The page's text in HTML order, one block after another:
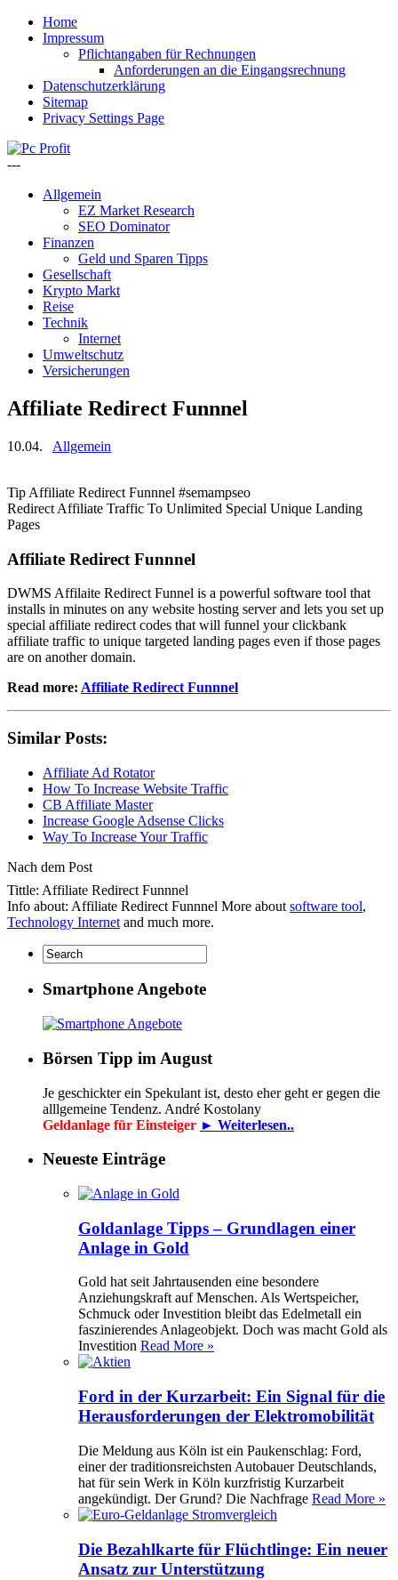
Home
Impressum
Pflichtangaben für Rechnungen
Anforderungen an die Eingangsrechnung
Datenschutzerklärung
Sitemap
Privacy Settings Page
---
Allgemein
EZ Market Research
SEO Dominator
Finanzen
Geld und Sparen Tipps
Gesellschaft
Krypto Markt
Reise
Technik
Internet
Umweltschutz
Versicherungen
Affiliate Redirect Funnnel
10.04. Allgemein
Tip Affiliate Redirect Funnnel #semampseo
Redirect Affiliate Traffic To Unlimited Special Unique Landing
Pages
Affiliate Redirect Funnnel
DWMS Affilaite Redirect Funnel is a powerful software tool that
installs in minutes on any website hosting server and lets you set up
special affiliate redirect codes that will funnel your clickbank
affiliate traffic to unique targeted landing pages even if those pages
are on another domain.
Read more: Affiliate Redirect Funnnel
Similar Posts:
Affiliate Ad Rotator
How To Increase Website Traffic
CB Affiliate Master
Increase Google Adsense Clicks
Way To Increase Your Traffic
Nach dem Post
Tittle: Affiliate Redirect Funnnel
Info about: Affiliate Redirect Funnnel More about software tool,
Technology Internet and much more.
Smartphone Angebote
Börsen Tipp im August
Je geschickter ein Spekulant ist, desto eher geht er gegen die
alllgemeine Tendenz. André Kostolany
Geldanlage für Einsteiger ► Weiterlesen..
Neueste Einträge
Goldanlage Tipps – Grundlagen einer
Anlage in Gold
Gold hat seit Jahrtausenden eine besondere
Anziehungskraft auf Menschen. Als Wertspeicher,
Schmuck oder Investition bleibt das Edelmetall ein
faszinierendes Anlageobjekt. Doch was macht Gold als
Investition Read More »
Ford in der Kurzarbeit: Ein Signal für die
Herausforderungen der Elektromobilität
Die Meldung aus Köln ist ein Paukenschlag: Ford,
einer der traditionsreichsten Autobauer Deutschlands,
hat für sein Werk in Köln kurzfristig Kurzarbeit
angekündigt. Der Grund? Die Nachfrage Read More »
Die Bezahlkarte für Flüchtlinge: Ein neuer
Ansatz zur Unterstützung